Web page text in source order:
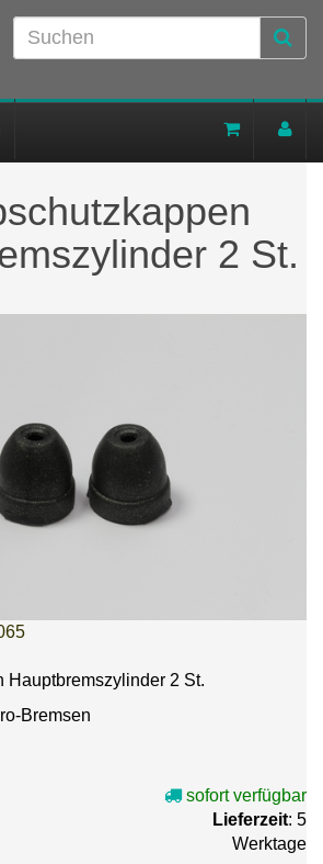
2 St.
Hauptbremszylinder 2 St.
Bremsen
sofort verfügbar
Lieferzeit: 5
Werktage